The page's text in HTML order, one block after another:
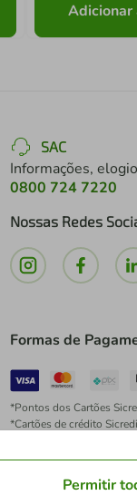
Adicionar
SAC
Informações,
0800 724 7220
Nossas Redes
Formas de
*Pontos dos Cartões
*Cartões de crédito Sicredi
*É vedada a cobrança de
Permitir